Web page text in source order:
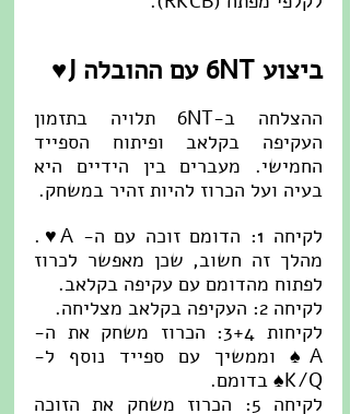
ביצוע 6NT עם ההובלה J♥
בעיה ועל הכרוז להיות זהיר במשחק.
לפתוח מהדומם עם עקיפה בקלאב.
לקיחה 2: העקיפה בקלאב מצליחה.
K/Q♠ בדומם.